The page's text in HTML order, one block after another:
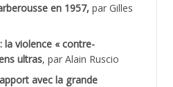
en 1957, par Gilles
la violence « contre-
ultras, par Alain Ruscio
avec la grande